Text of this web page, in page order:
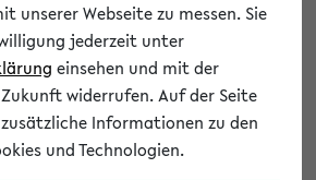
beachten Sie auch die weiteren
Lehrplanung
Adresse, um mit einer
auf die Vorlesungszeiten
finden Sie hier
unserer Webseite zu messen. Sie
jederzeit unter
einsehen und mit der
widerrufen. Auf der Seite
Informationen zu den
und Technologien.